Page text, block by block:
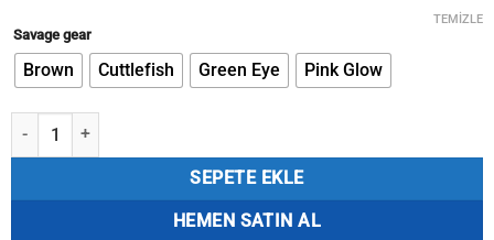
₺298,32.
Savage gear
Brown Cuttlefish Green Eye Pink Glow
TEMIZLE
Savage gear Swim Squid 12.5cm 11g 3 Adet Sahte Balık adet
SEPETE EKLE
HEMEN SATIN AL